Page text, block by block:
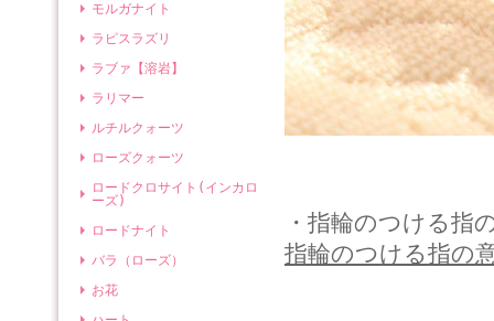
モルガナイト
ラピスラズリ
ラブァ【溶岩】
ラリマー
ルチルクォーツ
ローズクォーツ
ロードクロサイト(インカロ
ーズ)
ロードナイト
バラ（ローズ）
お花
・指輪のつける指
指輪のつける指の